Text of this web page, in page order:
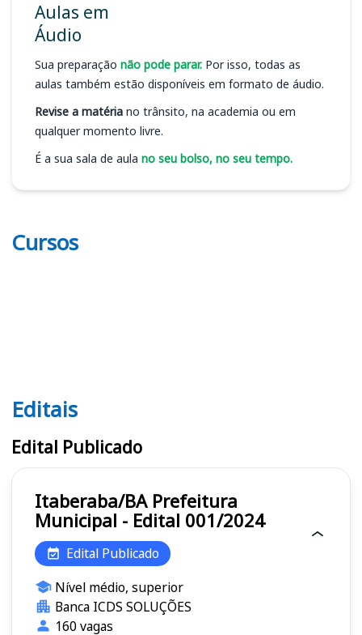
Aulas em
Áudio
Sua preparação não pode parar. Por isso, todas as
aulas também estão disponíveis em formato de áudio.
Revise a matéria no trânsito, na academia ou em
qualquer momento livre.
É a sua sala de aula no seu bolso, no seu tempo.
Cursos
Editais
Editais
Edital Publicado
Itaberaba/BA Prefeitura
Municipal - Edital 001/2024
Edital Publicado
Nível médio, superior
Banca ICDS SOLUÇÕES
160 vagas